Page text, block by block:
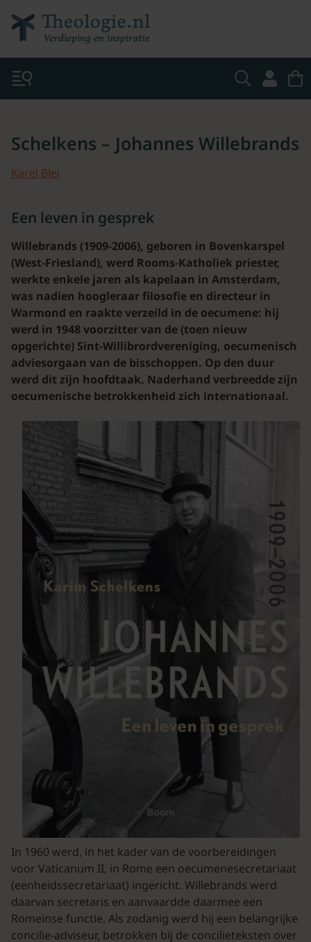
Schelkens – Johannes Willebrands
Karel Blei
Een leven in gesprek
Willebrands (1909-2006), geboren in Bovenkarspel
(West-Friesland), werd Rooms-Katholiek priester,
werkte enkele jaren als kapelaan in Amsterdam,
was nadien hoogleraar filosofie en directeur in
Warmond en raakte verzeild in de oecumene: hij
werd in 1948 voorzitter van de (toen nieuw
opgerichte) Sint-Willibrordvereniging, oecumenisch
adviesorgaan van de bisschoppen. Op den duur
werd dit zijn hoofdtaak. Naderhand verbreedde zijn
oecumenische betrokkenheid zich internationaal.
In 1960 werd, in het kader van de voorbereidingen
voor Vaticanum II, in Rome een oecumenesecretariaat
(eenheidssecretariaat) ingericht. Willebrands werd
daarvan secretaris en aanvaardde daarmee een
Romeinse functie. Als zodanig werd hij een belangrijke
concilie-adviseur, betrokken bij de concilieteksten over